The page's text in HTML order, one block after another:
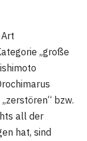
„große
bzw.
all der
hat, sind